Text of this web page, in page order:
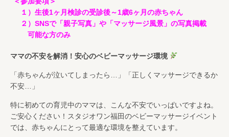
１）生後1ヶ月検診の受診後～1歳6ヶ月の赤ちゃん
２）SNSで「親子写真」や「マッサージ風景」の写真掲載
可能な方のみ
ママの不安を解消！安心のベビーマッサージ環境
「赤ちゃんが泣いてしまったら…」「正しくマッサージできるか
不安…」
特に初めての育児中のママは、こんな不安でいっぱいですよね。
ご安心ください！スタジオワン福田のベビーマッサージイベント
では、赤ちゃんにとって最適な環境を整えています。